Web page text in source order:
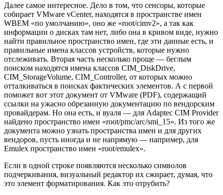
Далее самое интересное. Дело в том, что сенсоры, которые
собирает VMware vCenter, находятся в пространстве имен
WBEM «по умолчанию», оно же «root/cimv2», а так как
информации о дисках там нет, либо она в кривом виде, нужно
найти правильное пространство имен, где эти данные есть, и
правильные имена классов устройств, которые нужно
отслеживать. Вторая часть несколько проще — беглым
поиском находятся имена классов CIM_DiskDrive,
CIM_StorageVolume, CIM_Controller, от которых можно
отталкиваться в поисках фактических элементов. А с первой
поможет вот этот документ от VMware (PDF), содержащий
ссылки на ужасно обрезанную документацию по вендорским
провайдерам. Но она есть, и вуаля — для Adaptec CIM Provider
найдено пространство имен «root/pmc/arc/smi_15». Из того же
документа можно узнать пространства имен и для других
вендоров, пусть иногда и не напрямую — например, для
Emulex пространство имен «root/emulex».
Если в одной строке появляются несколько символов
подчеркивания, визуальный редактор их сжирает, думая, что
это элемент форматирования. Как это отрубить?